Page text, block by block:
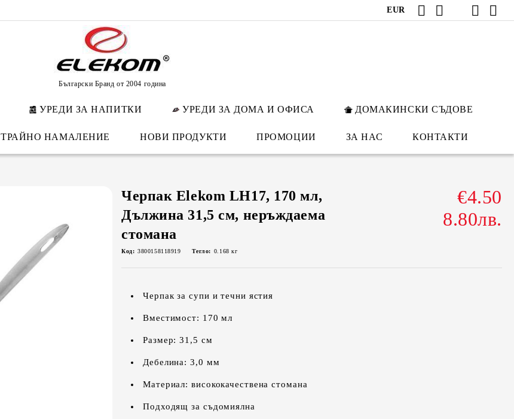
EUR
Български Бранд от 2004 година
УРЕДИ ЗА НАПИТКИ УРЕДИ ЗА ДОМА И ОФИСА ДОМАКИНСКИ СЪДОВЕ
ТРАЙНО НАМАЛЕНИЕ НОВИ ПРОДУКТИ ПРОМОЦИИ ЗА НАС КОНТАКТИ
Черпак Elekom LH17, 170 мл,
Дължина 31,5 см, неръждаема
стомана
€4.50
8.80лв.
Код: 3800158118919 Тегло: 0.168 кг
Черпак за супи и течни ястия
Вместимост: 170 мл
Размер: 31,5 см
Дебелина: 3,0 мм
Материал: висококачествена стомана
Подходящ за съдомиялна